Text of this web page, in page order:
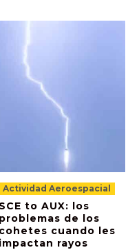
Actividad Aeroespacial
SCE to AUX: los
problemas de los
cohetes cuando les
impactan rayos